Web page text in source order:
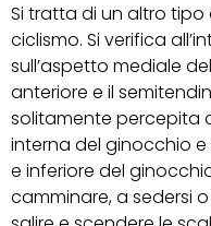
Si tratta di un altro
ciclismo. Si verifica
sull’aspetto mediale
anteriore e il
solitamente percepita
interna del ginocchio
e inferiore del
camminare, a sedersi